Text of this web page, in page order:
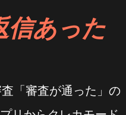
クタグ作成] こっちの
った 頼むよ・・・・
とても不便になる
けど根本的な解決に
るとこのボタン無茶
あった
「審査が通った」の